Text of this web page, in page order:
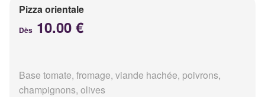
Pizza orientale
Dès 10.00 €
Base tomate, fromage, viande hachée, poivrons,
champignons, olives